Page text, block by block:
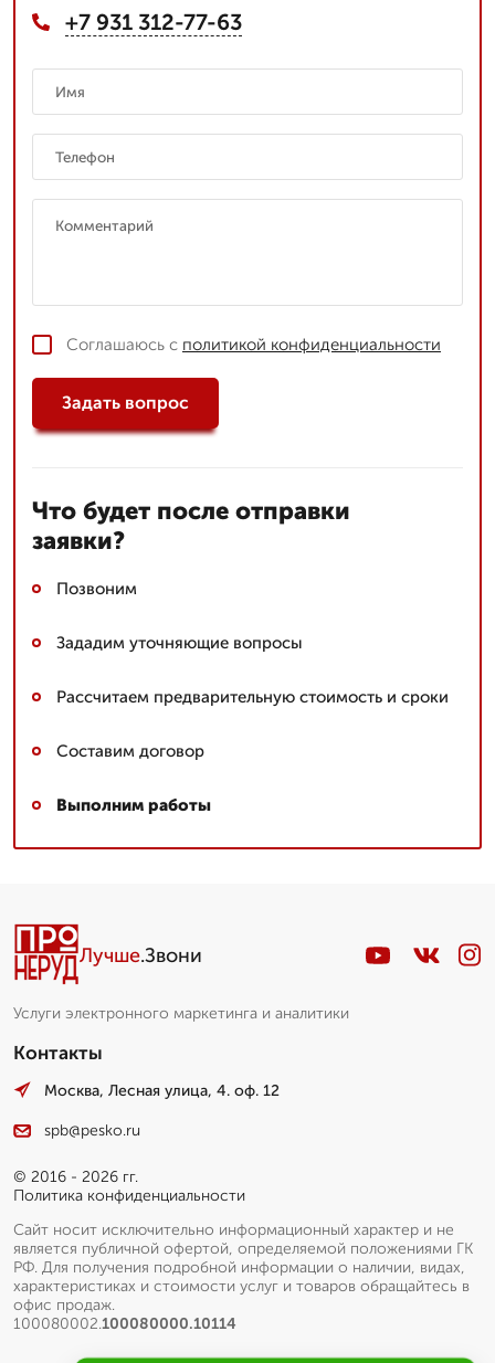
+7 931 312-77-63
Соглашаюсь с политикой конфиденциальности
Задать вопрос
Что будет после отправки
заявки?
Позвоним
Зададим уточняющие вопросы
Рассчитаем предварительную стоимость и сроки
Составим договор
Выполним работы
Лучше.Звони
Услуги электронного маркетинга и аналитики
Контакты
Москва, Лесная улица, 4. оф. 12
spb@pesko.ru
© 2016 - 2026 гг.
Политика конфиденциальности
Сайт носит исключительно информационный характер и не
является публичной офертой, определяемой положениями ГК
РФ. Для получения подробной информации о наличии, видах,
характеристиках и стоимости услуг и товаров обращайтесь в
офис продаж.
100080002.100080000.10114
Пишет Вам...